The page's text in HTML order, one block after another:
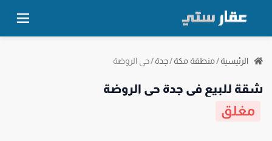
الرئيسية/منطقة مكة/جدة/حي الروضة
شقة للبيع في جدة حي الروضة
مغلق